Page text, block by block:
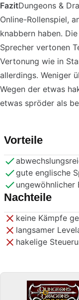
FazitDungeons &
Online-Rollenspiel,
knabbern haben.
Sprecher vertonen
Vertonung wie in
allerdings. Weniger
Wegen der etwas
etwas spröder als
Vorteile
gute englische
ungewöhnlicher
Nachteile
keine Kämpfe
langsamer
hakelige